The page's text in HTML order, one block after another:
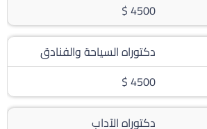
4500 $
دكتوراه السياحة والفنادق
4500 $
دكتوراه الآداب